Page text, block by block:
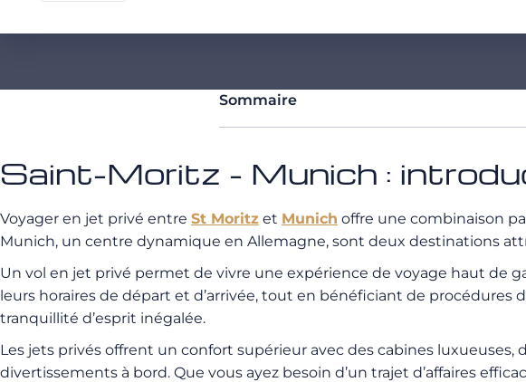
Sommaire
Saint-Moritz - Munich :
Voyager en jet privé entre St Moritz et Munich offre une combinaison
Munich, un centre dynamique en Allemagne, sont deux destinations
Un vol en jet privé permet de vivre une expérience de voyage haut de
leurs horaires de départ et d’arrivée, tout en bénéficiant de
tranquillité d’esprit inégalée.
Les jets privés offrent un confort supérieur avec des cabines
divertissements à bord. Que vous ayez besoin d’un trajet d’affaires